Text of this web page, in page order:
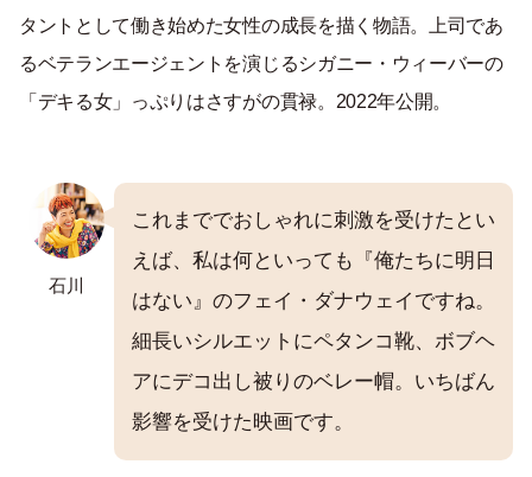
タントとして働き始めた女性の成長を描く物語。上司であ
るベテランエージェントを演じるシガニー・ウィーバーの
「デキる女」っぷりはさすがの貫禄。2022年公開。
石川
これまででおしゃれに刺激を受けたとい
えば、私は何といっても『俺たちに明日
はない』のフェイ・ダナウェイですね。
細長いシルエットにペタンコ靴、ボブヘ
アにデコ出し被りのベレー帽。いちばん
影響を受けた映画です。